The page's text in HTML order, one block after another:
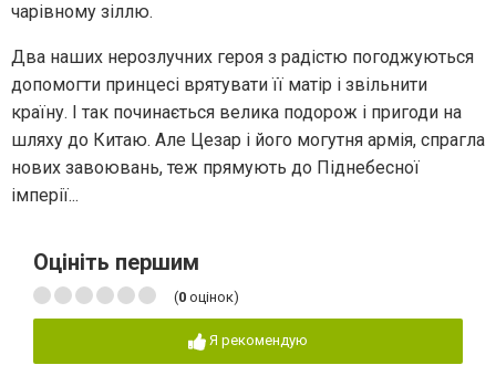
чарівному зіллю.
Два наших нерозлучних героя з радістю погоджуються
допомогти принцесі врятувати її матір і звільнити
країну. І так починається велика подорож і пригоди на
шляху до Китаю. Але Цезар і його могутня армія, спрагла
нових завоювань, теж прямують до Піднебесної
імперії...
Оцініть першим
(0 оцінок)
Я рекомендую